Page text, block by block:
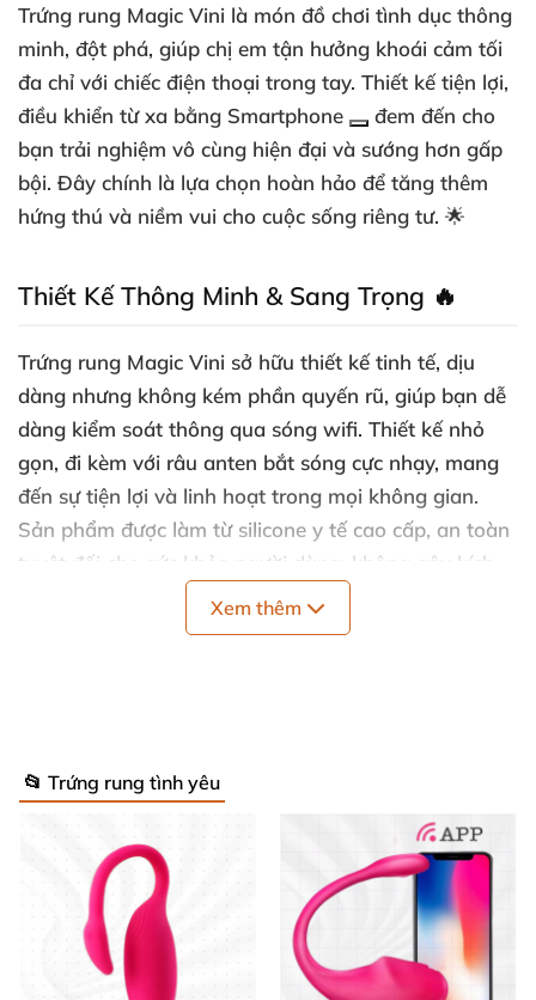
Trứng rung Magic Vini là món đồ chơi tình dục thông
minh, đột phá, giúp chị em tận hưởng khoái cảm tối
đa chỉ với chiếc điện thoại trong tay. Thiết kế tiện lợi,
điều khiển từ xa bằng Smartphone
đem đến cho
bạn trải nghiệm vô cùng hiện đại và sướng hơn gấp
bội. Đây chính là lựa chọn hoàn hảo để tăng thêm
hứng thú và niềm vui cho cuộc sống riêng tư. 🌟
Thiết Kế Thông Minh & Sang Trọng 🔥
Trứng rung Magic Vini sở hữu thiết kế tinh tế, dịu
dàng nhưng không kém phần quyến rũ, giúp bạn dễ
dàng kiểm soát thông qua sóng wifi. Thiết kế nhỏ
gọn, đi kèm với râu anten bắt sóng cực nhạy, mang
đến sự tiện lợi và linh hoạt trong mọi không gian.
Sản phẩm được làm từ silicone y tế cao cấp, an toàn
tuyệt đối cho sức khỏe người dùng, không gây kích
ứng hay tác dụng phụ.Xem thêm
📂 Trứng rung tình yêu